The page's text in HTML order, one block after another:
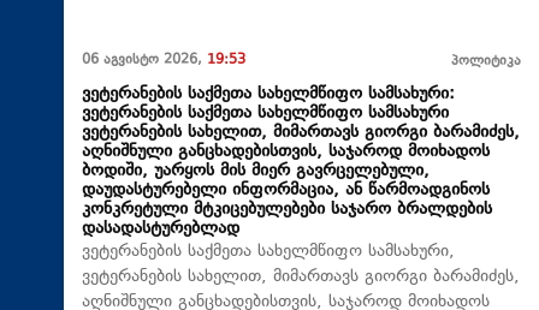
06 აგვისტო 2026, 19:53 პოლიტიკა
ვეტერანების საქმეთა სახელმწიფო სამსახური:
ვეტერანების საქმეთა სახელმწიფო სამსახური
ვეტერანების სახელით, მიმართავს გიორგი ბარამიძეს,
აღნიშნული განცხადებისთვის, საჯაროდ მოიხადოს
ბოდიში, უარყოს მის მიერ გავრცელებული,
დაუდასტურებელი ინფორმაცია, ან წარმოადგინოს
კონკრეტული მტკიცებულებები საჯარო ბრალდების
დასადასტურებლად
ვეტერანების საქმეთა სახელმწიფო სამსახური,
ვეტერანების სახელით, მიმართავს გიორგი ბარამიძეს,
აღნიშნული განცხადებისთვის, საჯაროდ მოიხადოს